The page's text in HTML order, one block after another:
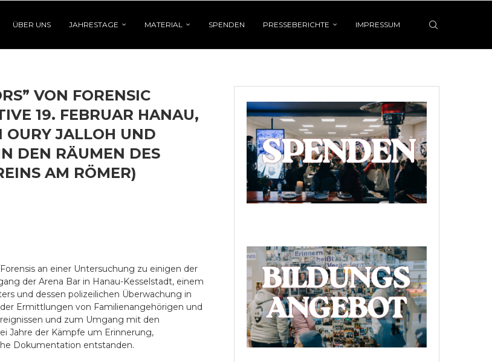
ÜBER UNS JAHRESTAGE MATERIAL SPENDEN PRESSEBERICHTE IMPRESSUM
VON FORENSIC
19. FEBRUAR HANAU,
JALLOH UND
DEN RÄUMEN DES
AM RÖMER)
an einer Untersuchung zu einigen der
der Arena Bar in Hanau-Kesselstadt, einem
und dessen polizeilichen Überwachung in
Ermittlungen von Familienangehörigen und
und zum Umgang mit den
Jahre der Kämpfe um Erinnerung,
Dokumentation entstanden.